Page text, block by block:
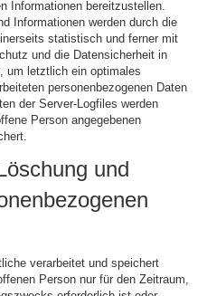
Informationen bereitzustellen.
Informationen werden durch die
statistisch und ferner mit
und die Datensicherheit in
um letztlich ein optimales
personenbezogenen Daten
der Server-Logfiles werden
Person angegebenen
und
verarbeitet und speichert
Person nur für den Zeitraum,